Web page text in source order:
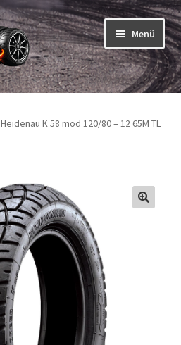
Menü
Heidenau K 58 mod 120/80 – 12 65M TL